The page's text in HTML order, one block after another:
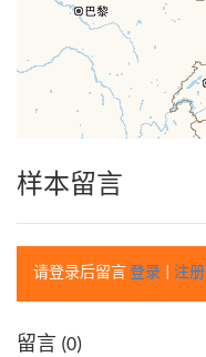
样本留言
请登录后留言 登录 注册
留言 (0)